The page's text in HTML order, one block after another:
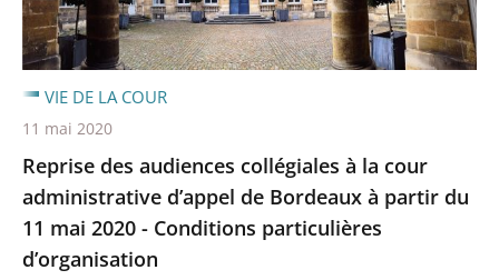
Reprise des audiences collégiales à la cour
administrative d’appel de Bordeaux à partir du
11 mai 2020 - Conditions particulières
d’organisation
VIE DE LA COUR
11 mai 2020